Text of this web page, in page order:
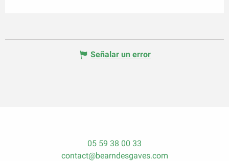
Señalar un error
05 59 38 00 33
contact@bearndesgaves.com